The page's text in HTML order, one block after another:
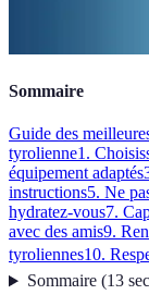
Sommaire
Guide des
tyrolienne1.
équipement adaptés
instructions5. Ne
hydratez-vous7.
avec des amis9.
tyroliennes10.
Sommaire(13